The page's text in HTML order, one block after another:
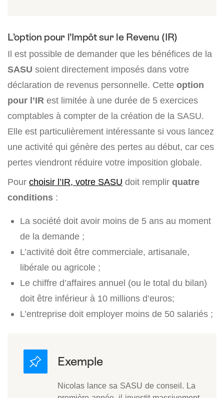
L’option pour l’Impôt sur le Revenu (IR)
Il est possible de demander que les bénéfices de la
SASU soient directement imposés dans votre
déclaration de revenus personnelle. Cette option
pour l’IR est limitée à une durée de 5 exercices
comptables à compter de la création de la SASU.
Elle est particulièrement intéressante si vous lancez
une activité qui génère des pertes au début, car ces
pertes viendront réduire votre imposition globale.
Pour choisir l’IR, votre SASU doit remplir quatre
conditions :
La société doit avoir moins de 5 ans au moment
de la demande ;
L’activité doit être commerciale, artisanale,
libérale ou agricole ;
Le chiffre d’affaires annuel (ou le total du bilan)
doit être inférieur à 10 millions d’euros;
L’entreprise doit employer moins de 50 salariés ;
Nicolas lance sa SASU de conseil. La